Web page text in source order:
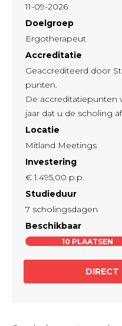
11-09-2026
Doelgroep
Ergotherapeut
Accreditatie
Geaccrediteerd door
punten.
De
jaar dat u de scholing
Locatie
Mitland Meetings
Investering
€ 1.495,00 p.p.
Studieduur
7 scholingsdagen
Beschikbaar
10 PLAATSEN